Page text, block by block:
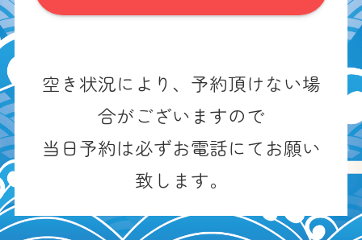
空き状況により、予約頂けない場
合がございますので
当日予約は必ずお電話にてお願い
致します。